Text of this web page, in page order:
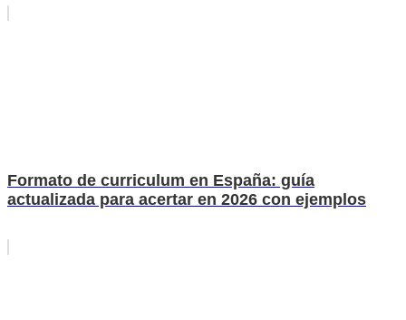
Formato de curriculum en España: guía
actualizada para acertar en 2026 con ejemplos